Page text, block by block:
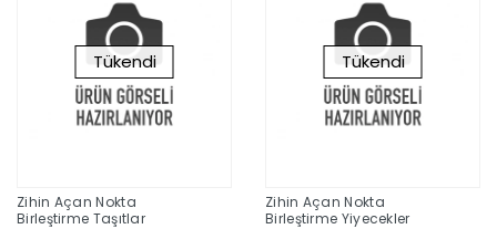
Tükendi
Zihin Açan Nokta
Birleştirme Taşıtlar
Tükendi
Zihin Açan Nokta
Birleştirme Yiyecekler